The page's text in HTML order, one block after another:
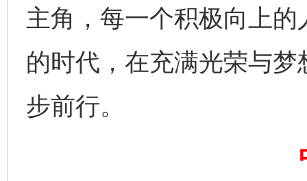
主角，每一个积极向上
的时代，在充满光荣与
步前行。